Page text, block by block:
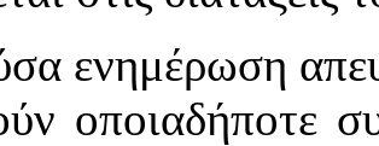
ενημέρωση
οποιαδήποτε